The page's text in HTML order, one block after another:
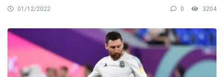
01/12/2022 0 3204